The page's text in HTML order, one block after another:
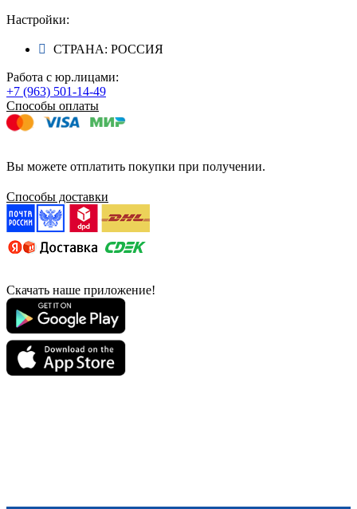
Настройки:
СТРАНА: РОССИЯ
Работа с юр.лицами:
+7 (963) 501-14-49
Способы оплаты
Вы можете отплатить покупки при получении.
Способы доставки
Скачать наше приложение!